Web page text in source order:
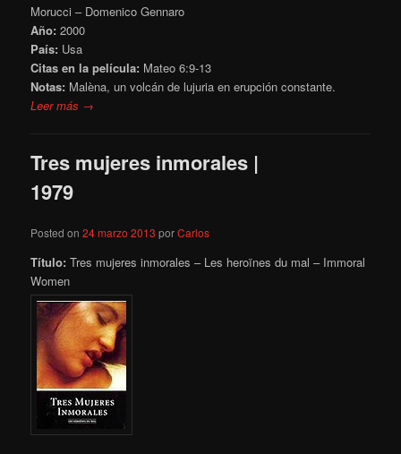
Morucci – Domenico Gennaro
Año: 2000
País: Usa
Citas en la película: Mateo 6:9-13
Notas: Malèna, un volcán de lujuria en erupción constante.
Leer más →
Tres mujeres inmorales |
1979
Posted on24 marzo 2013 porCarlos
Título: Tres mujeres inmorales – Les heroïnes du mal – Immoral
Women